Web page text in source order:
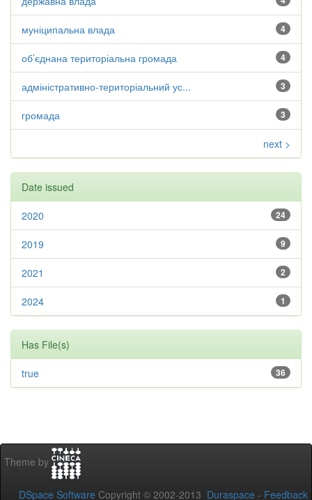
4
муніципальна влада
4
об’єднана територіальна громада
3
адміністративно-територіальний ус...
3
громада
next >
Date issued
24
2020
9
2019
2
2021
1
2024
Has File(s)
36
true
Theme by
DSpace Software Copyright © 2002-2013 Duraspace - Feedback